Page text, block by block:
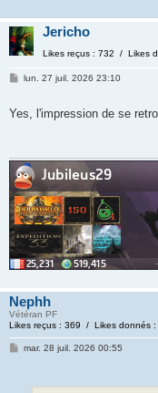
Jericho
Likes reçus : 732 / Likes
lun. 27 juil. 2026 23:10
Yes, l'impression de se
Nephh
Vétéran PF
Likes reçus : 369 / Likes donnés :
mar. 28 juil. 2026 00:55